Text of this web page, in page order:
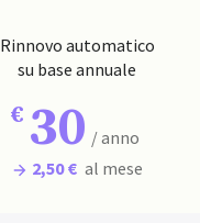
Rinnovo automatico
su base annuale
30 / anno
2,50 € al mese